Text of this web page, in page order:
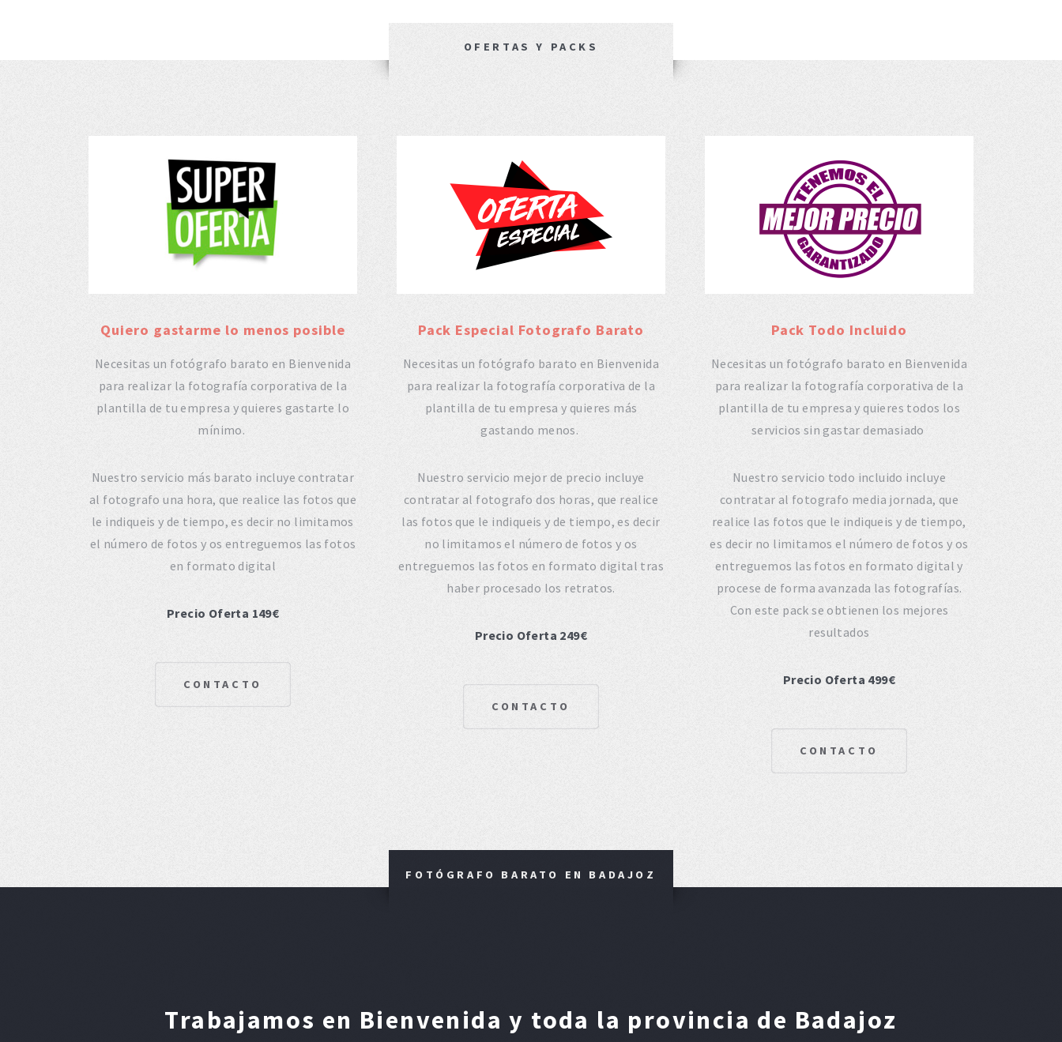
OFERTAS Y PACKS
Quiero gastarme lo menos posible
Necesitas un fotógrafo barato en Bienvenida
para realizar la fotografía corporativa de la
plantilla de tu empresa y quieres gastarte lo
mínimo.
Nuestro servicio más barato incluye contratar
al fotografo una hora, que realice las fotos que
le indiqueis y de tiempo, es decir no limitamos
el número de fotos y os entreguemos las fotos
en formato digital
Precio Oferta 149€
CONTACTO
Pack Especial Fotografo Barato
Necesitas un fotógrafo barato en Bienvenida
para realizar la fotografía corporativa de la
plantilla de tu empresa y quieres más
gastando menos.
Nuestro servicio mejor de precio incluye
contratar al fotografo dos horas, que realice
las fotos que le indiqueis y de tiempo, es decir
no limitamos el número de fotos y os
entreguemos las fotos en formato digital tras
haber procesado los retratos.
Precio Oferta 249€
CONTACTO
Pack Todo Incluido
Necesitas un fotógrafo barato en Bienvenida
para realizar la fotografía corporativa de la
plantilla de tu empresa y quieres todos los
servicios sin gastar demasiado
Nuestro servicio todo incluido incluye
contratar al fotografo media jornada, que
realice las fotos que le indiqueis y de tiempo,
es decir no limitamos el número de fotos y os
entreguemos las fotos en formato digital y
procese de forma avanzada las fotografías.
Con este pack se obtienen los mejores
resultados
Precio Oferta 499€
CONTACTO
FOTÓGRAFO BARATO EN BADAJOZ
Trabajamos en Bienvenida y toda la provincia de Badajoz